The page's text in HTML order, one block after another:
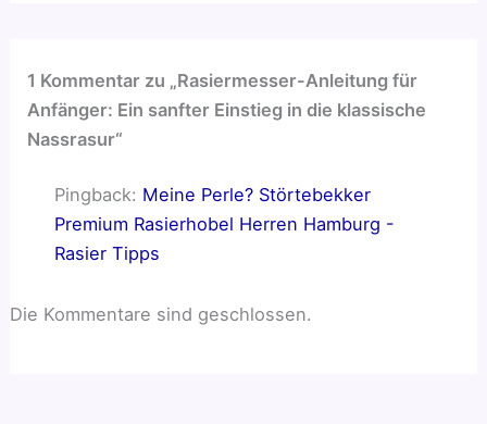
1 Kommentar zu „Rasiermesser-Anleitung für
Anfänger: Ein sanfter Einstieg in die klassische
Nassrasur“
Pingback: Meine Perle? Störtebekker
Premium Rasierhobel Herren Hamburg -
Rasier Tipps
Die Kommentare sind geschlossen.